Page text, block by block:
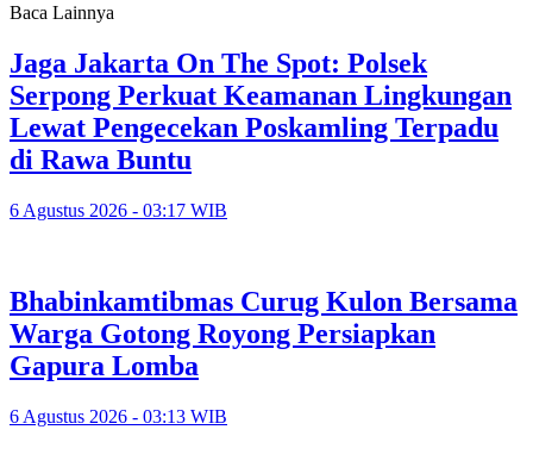
Baca Lainnya
Jaga Jakarta On The Spot: Polsek
Serpong Perkuat Keamanan Lingkungan
Lewat Pengecekan Poskamling Terpadu
di Rawa Buntu
6 Agustus 2026 - 03:17 WIB
Bhabinkamtibmas Curug Kulon Bersama
Warga Gotong Royong Persiapkan
Gapura Lomba
6 Agustus 2026 - 03:13 WIB